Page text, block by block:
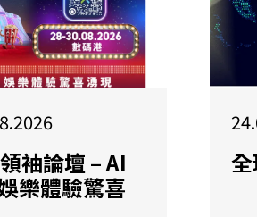
袖論壇 – AI
樂體驗驚喜